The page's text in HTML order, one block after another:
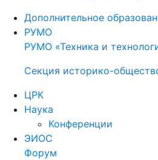
Дополнительное
РУМО
РУМО «Техника и
Секция историко-
ЦРК
Наука
Конференции
ЭИОС
Форум